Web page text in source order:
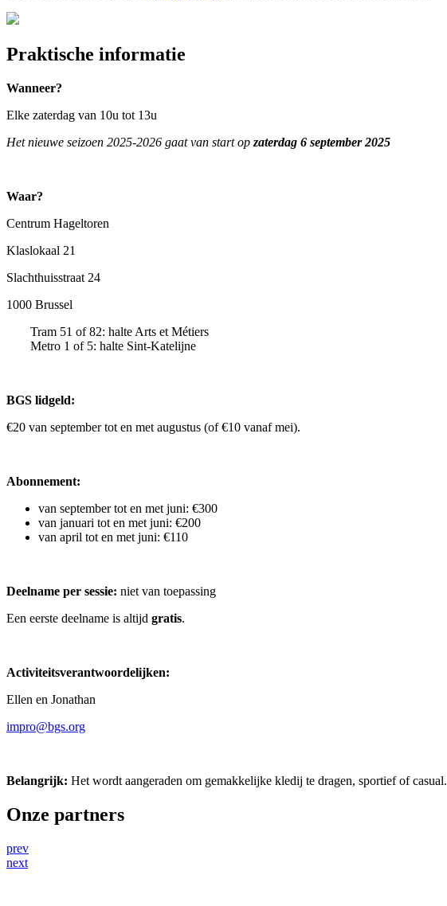
Praktische informatie
Wanneer?
Elke zaterdag van 10u tot 13u
Het nieuwe seizoen 2025-2026 gaat van start op zaterdag 6 september 2025
Waar?
Centrum Hageltoren
Klaslokaal 21
Slachthuisstraat 24
1000 Brussel
Tram 51 of 82: halte Arts et Métiers
Metro 1 of 5: halte Sint-Katelijne
BGS lidgeld:
€20 van september tot en met augustus (of €10 vanaf mei).
Abonnement:
van september tot en met juni: €300
van januari tot en met juni: €200
van april tot en met juni: €110
Deelname per sessie: niet van toepassing
Een eerste deelname is altijd gratis.
Activiteitsverantwoordelijken:
Ellen en Jonathan
impro@bgs.org
Belangrijk: Het wordt aangeraden om gemakkelijke kledij te dragen, sportief of casual.
Onze partners
prev
next